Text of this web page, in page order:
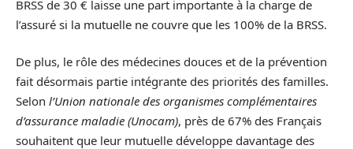
BRSS de 30 € laisse une part importante à la charge de
l’assuré si la mutuelle ne couvre que les 100% de la BRSS.
De plus, le rôle des médecines douces et de la prévention
fait désormais partie intégrante des priorités des familles.
Selon l’Union nationale des organismes complémentaires
d’assurance maladie (Unocam), près de 67% des Français
souhaitent que leur mutuelle développe davantage des